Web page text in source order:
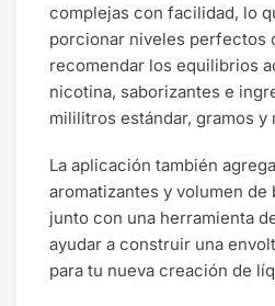
complejas con facilidad, lo
porcionar niveles perfectos
recomendar los equilibrios
nicotina, saborizantes e
mililitros estándar, gramos y
La aplicación también
aromatizantes y volumen de
junto con una herramienta
ayudar a construir una
para tu nueva creación de